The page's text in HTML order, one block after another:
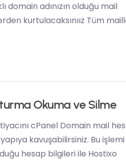
domain adınızın olduğu mail
kurtulacaksınıız Tüm
Okuma ve Silme
cPanel Domain mail
kavuşabilirsiniz. Bu işlemi
hesap bilgileri ile Hostixo